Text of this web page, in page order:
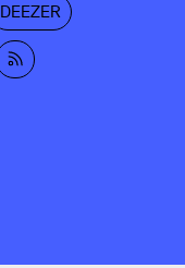
DEEZER